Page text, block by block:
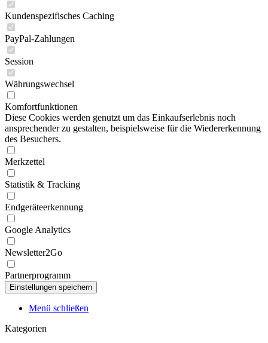
Kundenspezifisches Caching
PayPal-Zahlungen
Session
Währungswechsel
Komfortfunktionen
Diese Cookies werden genutzt um das Einkaufserlebnis noch
ansprechender zu gestalten, beispielsweise für die Wiedererkennung
des Besuchers.
Merkzettel
Statistik & Tracking
Endgeräteerkennung
Google Analytics
Newsletter2Go
Partnerprogramm
Menü schließen
Kategorien